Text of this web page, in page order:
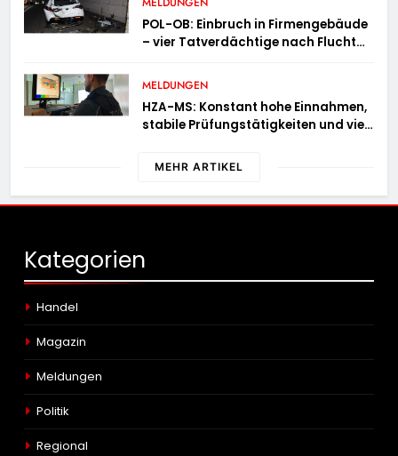
POL-OB: Einbruch in Firmengebäude
– vier Tatverdächtige nach Flucht
MELDUNGEN
HZA-MS: Konstant hohe Einnahmen,
stabile Prüfungstätigkeiten und viel
Hauptzollamt Münster zieht für 2025
MEHR ARTIKEL
Kategorien
Handel
Magazin
Meldungen
Politik
Regional